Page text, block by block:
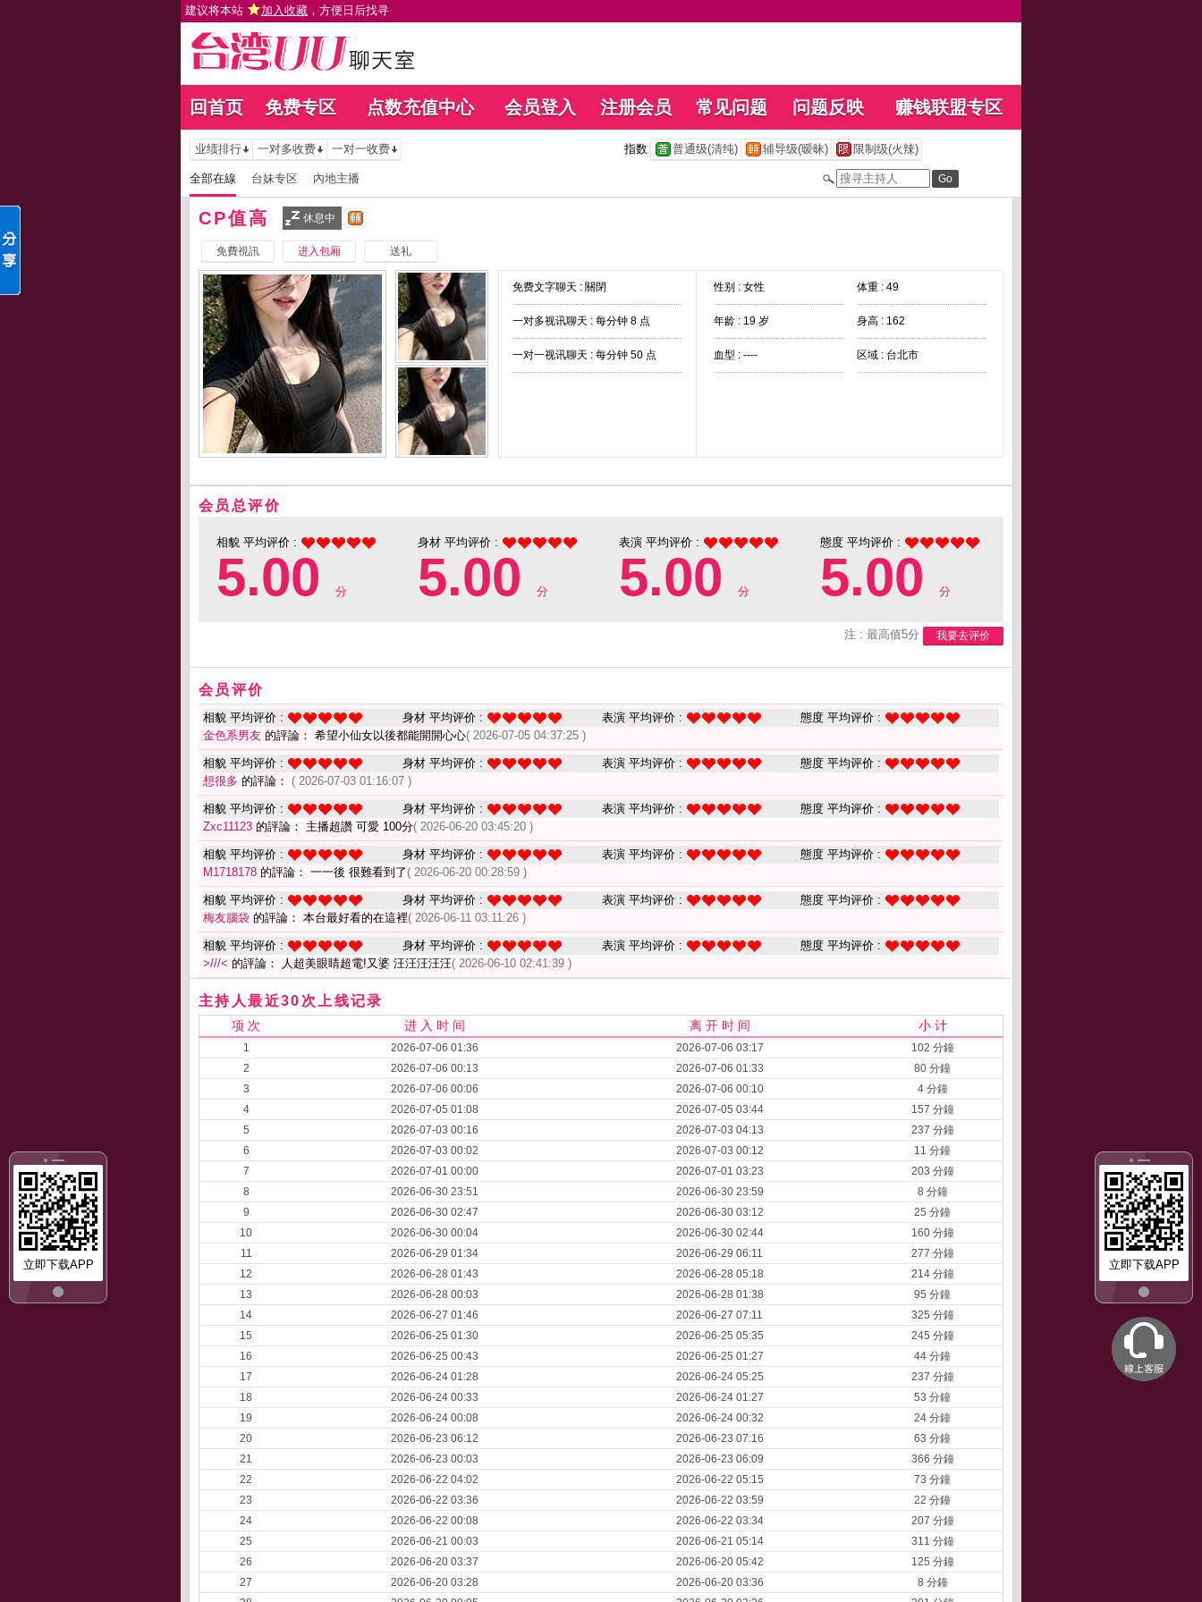
建议将本站 加入收藏 ，方便日后找寻
回首页 免费专区 点数充值中心 会员登入 注册会员 常见问题 问题反映 赚钱联盟专区
立即下载APP
立即下载APP
业绩排行 一对多收费 一对一收费 指数 普通级(清纯) 辅导级(暧昧) 限制级(火辣)
全部在線 台妹专区 內地主播
CP值高 休息中
免費視訊 进入包厢 送礼
免费文字聊天 : 關閉
一对多视讯聊天 : 每分钟 8 点
一对一视讯聊天 : 每分钟 50 点
性别 : 女性 体重 : 49
年龄 : 19 岁 身高 : 162
血型 : ---- 区域 : 台北市
会员总评价
相貌 平均评价 :
5.00 分
身材 平均评价 :
5.00 分
表演 平均评价 :
5.00 分
態度 平均评价 :
5.00 分
注 : 最高值5分 我要去评价
会员评价
相貌 平均评价 : 身材 平均评价 : 表演 平均评价 :
態度 平均评价 :
金色系男友 的評論： 希望小仙女以後都能開開心心( 2026-07-05 04:37:25 )
相貌 平均评价 : 身材 平均评价 : 表演 平均评价 :
態度 平均评价 :
想很多 的評論： ( 2026-07-03 01:16:07 )
相貌 平均评价 : 身材 平均评价 : 表演 平均评价 :
態度 平均评价 :
Zxc11123 的評論： 主播超讚 可愛 100分( 2026-06-20 03:45:20 )
相貌 平均评价 : 身材 平均评价 : 表演 平均评价 :
態度 平均评价 :
M1718178 的評論： 一一後 很難看到了 ( 2026-06-20 00:28:59 )
相貌 平均评价 : 身材 平均评价 : 表演 平均评价 :
態度 平均评价 :
梅友腦袋 的評論： 本台最好看的在這裡( 2026-06-11 03:11:26 )
相貌 平均评价 : 身材 平均评价 : 表演 平均评价 :
態度 平均评价 :
>///< 的評論： 人超美眼睛超電!又婆 汪汪汪汪汪( 2026-06-10 02:41:39 )
主持人最近30次上线记录
项 次 进 入 时 间 离 开 时 间 小 计
1 2026-07-06 01:36 2026-07-06 03:17
102 分鐘
2
2026-07-06 00:13 2026-07-06 01:33
80 分鐘
3
2026-07-06 00:06 2026-07-06 00:10
4 分鐘
4
2026-07-05 01:08 2026-07-05 03:44
157 分鐘
5
2026-07-03 00:16 2026-07-03 04:13
237 分鐘
6
2026-07-03 00:02 2026-07-03 00:12
11 分鐘
7
2026-07-01 00:00 2026-07-01 03:23
203 分鐘
8
2026-06-30 23:51 2026-06-30 23:59
8 分鐘
9
2026-06-30 02:47 2026-06-30 03:12
25 分鐘
10
2026-06-30 00:04 2026-06-30 02:44
160 分鐘
11
2026-06-29 01:34 2026-06-29 06:11
277 分鐘
12
2026-06-28 01:43 2026-06-28 05:18
214 分鐘
13
2026-06-28 00:03 2026-06-28 01:38
95 分鐘
14
2026-06-27 01:46 2026-06-27 07:11
325 分鐘
15
2026-06-25 01:30 2026-06-25 05:35
245 分鐘
16
2026-06-25 00:43 2026-06-25 01:27
44 分鐘
17
2026-06-24 01:28 2026-06-24 05:25
237 分鐘
18
2026-06-24 00:33 2026-06-24 01:27
53 分鐘
19
2026-06-24 00:08 2026-06-24 00:32
24 分鐘
20
2026-06-23 06:12 2026-06-23 07:16
63 分鐘
21
2026-06-23 00:03 2026-06-23 06:09
366 分鐘
22
2026-06-22 04:02 2026-06-22 05:15
73 分鐘
23
2026-06-22 03:36 2026-06-22 03:59
22 分鐘
24
2026-06-22 00:08 2026-06-22 03:34
207 分鐘
25
2026-06-21 00:03 2026-06-21 05:14
311 分鐘
26
2026-06-20 03:37 2026-06-20 05:42
125 分鐘
27
2026-06-20 03:28 2026-06-20 03:36
8 分鐘